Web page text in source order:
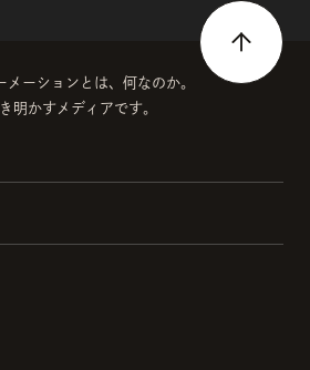
ーションとは、何なのか。
明かすメディアです。